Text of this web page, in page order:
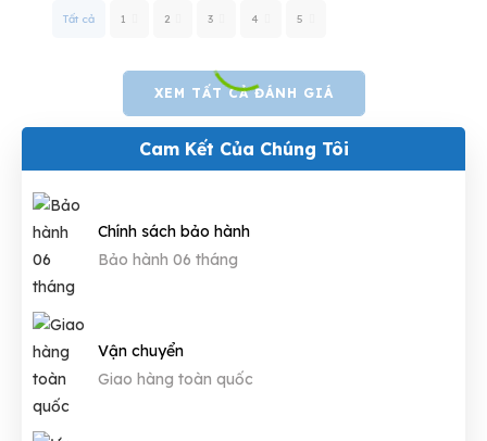
Tất cả 1 2 3 4 5
XEM TẤT CẢ ĐÁNH GIÁ
Cam Kết Của Chúng Tôi
Chính sách bảo hành
Bảo hành 06 tháng
Vận chuyển
Giao hàng toàn quốc